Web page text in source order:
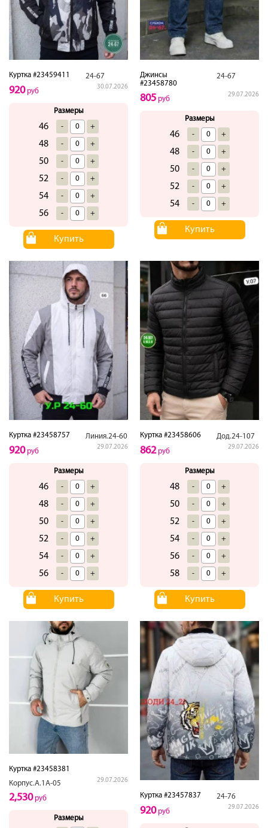
Куртка #23459411 24-67
30.07.2026
920руб
Размеры
46 - +
48 - +
50 - +
52 - +
54 - +
56 - +
Купить
Джинсы
#23458780
24-67
29.07.2026
805 руб
Размеры
46 - +
48 - +
50 - +
52 - +
54 - +
Купить
Куртка #23458757 Линия.24-60
29.07.2026
920руб
Размеры
46 - +
48 - +
50 - +
52 - +
54 - +
56 - +
Купить
Куртка #23458606 Дод.24-107
29.07.2026
862руб
Размеры
48 - +
50 - +
52 - +
54 - +
56 - +
58 - +
Купить
Куртка #23458381
Корпус.А.1А-05
29.07.2026
2,530руб
Размеры
Куртка #23457837 24-76
29.07.2026
920руб